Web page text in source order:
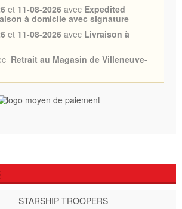
et 11-08-2026 avec Expedited
à domicile avec signature
et 11-08-2026 avec Livraison à
Retrait au Magasin de Villeneuve-
STARSHIP TROOPERS